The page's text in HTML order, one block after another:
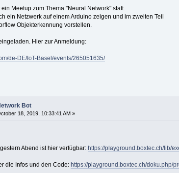
Meetup zum Thema "Neural Network" statt.
ein Netzwerk auf einem Arduino zeigen und im zweiten Teil
Objekterkennung vorstellen.
Hier zur Anmeldung:
de-DE/IoT-Basel/events/265051635/
Bot
18, 2019, 10:33:41 AM »
Abend ist hier verfügbar: https://playground.boxtec.ch/lib/
die Infos und den Code: https://playground.boxtec.ch/doku.php/